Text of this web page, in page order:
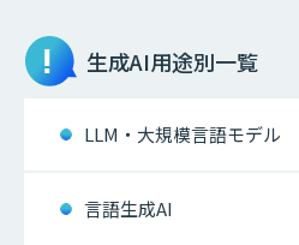
生成AI用途別一覧
LLM・大規模言語モデル
言語生成AI